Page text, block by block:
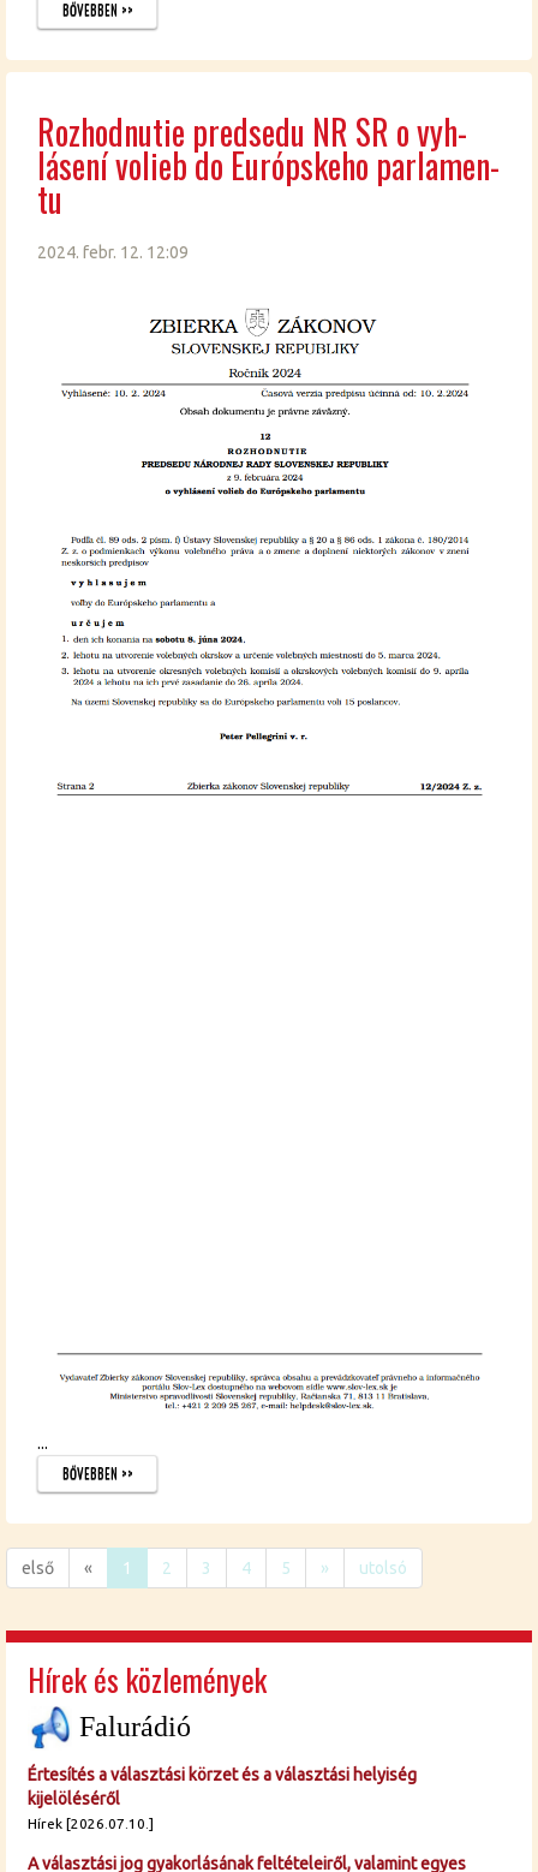
BŐ­VEB­BEN >>
Roz­hod­nu­tie pred­se­du NR SR o vyh­
lás­ení vo­li­eb do Eu­róps­ke­ho par­la­men­
tu
2024. febr. 12. 12:09
...
BŐ­VEB­BEN >>
első « 1 2 3 4 5 » utolsó
Hírek és közlemények
Falurádió
Értesítés a választási körzet és a választási helyiség
kijelöléséről
Hírek [2026.07.10.]
A választási jog gyakorlásának feltételeiről, valamint egyes